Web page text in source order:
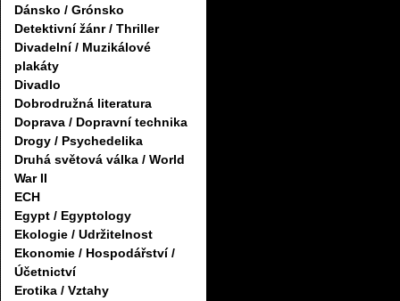
Dánsko / Grónsko
Detektivní žánr / Thriller
Divadelní / Muzikálové
plakáty
Divadlo
Dobrodružná literatura
Doprava / Dopravní technika
Drogy / Psychedelika
Druhá světová válka / World
War II
ECH
Egypt / Egyptology
Ekologie / Udržitelnost
Ekonomie / Hospodářství /
Účetnictví
Erotika / Vztahy